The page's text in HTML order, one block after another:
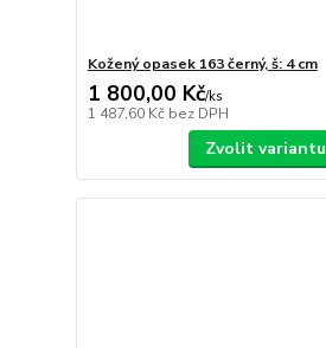
Kožený opasek 163 černý, š: 4 cm
1 800,00 Kč/ks
1 487,60 Kč bez DPH
Zvolit variantu